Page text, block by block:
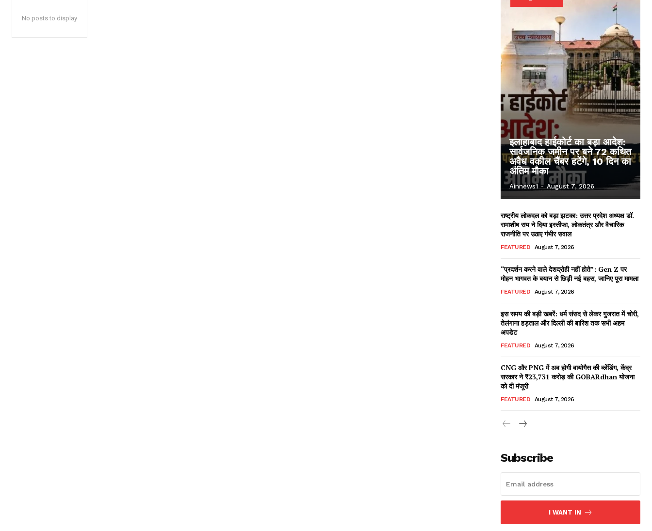
No posts to display
इलाहाबाद हाईकोर्ट का बड़ा आदेश:
सार्वजनिक जमीन पर बने 72 कथित
अवैध वकील चैंबर हटेंगे, 10 दिन का
अंतिम मौका
Ainnews1 - August 7, 2026
राष्ट्रीय लोकदल को बड़ा झटका: उत्तर प्रदेश अध्यक्ष डॉ.
रामाशीष राय ने दिया इस्तीफा, लोकतंत्र और वैचारिक
राजनीति पर उठाए गंभीर सवाल
FEATURED August 7, 2026
“प्रदर्शन करने वाले देशद्रोही नहीं होते”: Gen Z पर
मोहन भागवत के बयान से छिड़ी नई बहस, जानिए पूरा मामला
FEATURED August 7, 2026
इस समय की बड़ी खबरें: धर्म संसद से लेकर गुजरात में चोरी,
तेलंगाना हड़ताल और दिल्ली की बारिश तक सभी अहम
अपडेट
FEATURED August 7, 2026
CNG और PNG में अब होगी बायोगैस की ब्लेंडिंग, केंद्र
सरकार ने ₹23,731 करोड़ की GOBARdhan योजना
को दी मंजूरी
FEATURED August 7, 2026
Subscribe
I WANT IN